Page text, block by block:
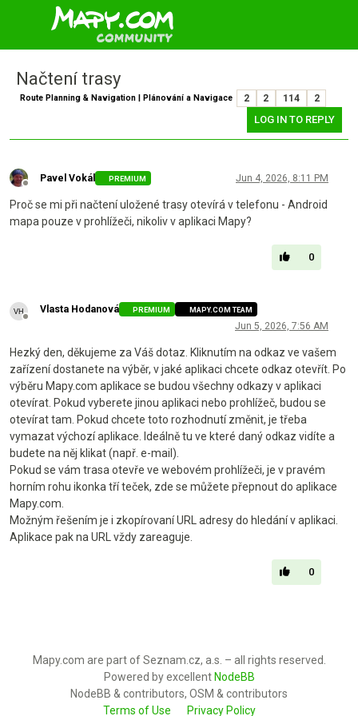
Načtení trasy
Route Planning & Navigation | Plánování a Navigace 2 2 114 2
LOG IN TO REPLY
Pavel Vokál PREMIUM Jun 4, 2026, 8:11 PM
Proč se mi při načtení uložené trasy otevírá v telefonu - Android
mapa pouze v prohlížeči, nikoliv v aplikaci Mapy?
0
Vlasta Hodanová PREMIUM MAPY.COM TEAM
Jun 5, 2026, 7:56 AM
Hezký den, děkujeme za Váš dotaz. Kliknutím na odkaz ve vašem
zařízení dostanete na výběr, v jaké aplikaci chcete odkaz otevřít. Po
výběru Mapy.com aplikace se budou všechny odkazy v aplikaci
otevírat. Pokud vyberete jinou aplikaci nebo prohlížeč, budou se
otevírat tam. Pokud chcete toto rozhodnutí změnit, je třeba
vymazat výchozí aplikace. Ideálně tu ve které daný odkaz vidíte a
budete na něj klikat (např. e-mail).
Pokud se vám trasa otevře ve webovém prohlížeči, je v pravém
horním rohu ikonka tří teček, zde se můžete přepnout do aplikace
Mapy.com.
Možným řešením je i zkopírovaní URL adresy do hledání v aplikaci.
Aplikace pak na URL vždy zareaguje.
0
Mapy.com are part of Seznam.cz, a.s. – all rights reserved.
Powered by excellent NodeBB
NodeBB & contributors, OSM & contributors
Terms of Use
Privacy Policy